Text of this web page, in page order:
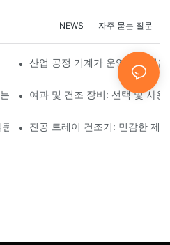
자주 묻는 질문
NEWS
기타 건조 방법 비교
산업 공정 기계가 운영 효율성
혁신여과 및 건조 장비: 선택 및 사용
산업 분야에서의 응용
진공 트레이 건조기: 민감한 제